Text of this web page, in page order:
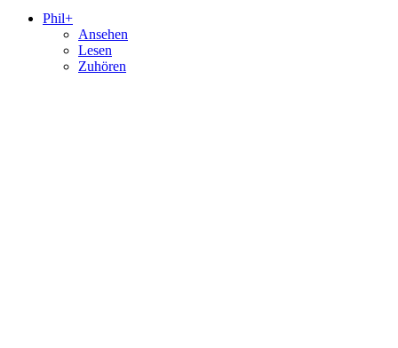
Phil+
Ansehen
Lesen
Zuhören